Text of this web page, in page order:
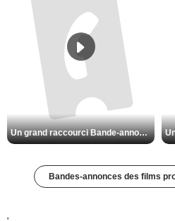
Un grand raccourci Bande-annonce VF
Bandes-annonces des films